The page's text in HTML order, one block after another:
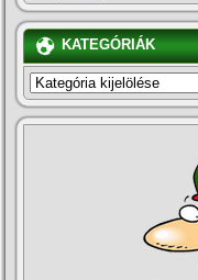
KATEGÓRIÁK
KATEGÓRIÁK